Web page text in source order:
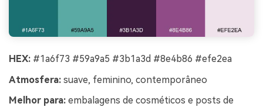
HEX: #1a6f73 #59a9a5 #3b1a3d #8e4b86 #efe2ea
Atmosfera: suave, feminino, contemporâneo
Melhor para: embalagens de cosméticos e posts de